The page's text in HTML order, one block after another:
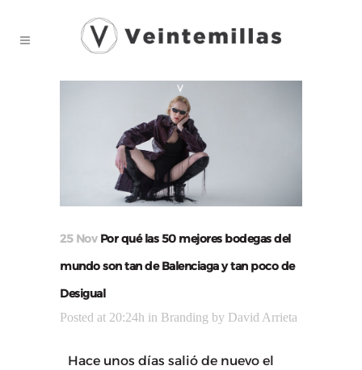
25 NovPor qué las 50 mejores bodegas del
mundo son tan de Balenciaga y tan poco de
Desigual
Posted at 20:24h in Branding by David Arrieta
Hace unos días salió de nuevo el